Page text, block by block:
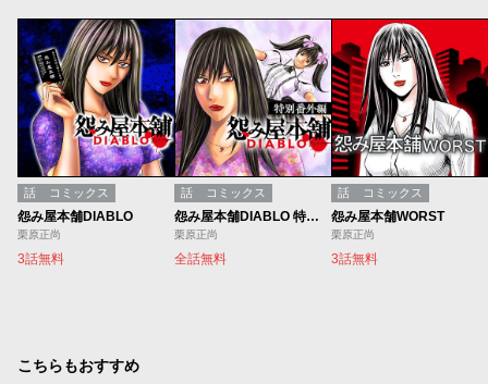
話 コミックス
怨み屋本舗DIABLO
栗原正尚
3話無料
話 コミックス
怨み屋本舗DIABLO 特別番外編
栗原正尚
全話無料
話 コミックス
怨み屋本舗WORST
栗原正尚
3話無料
こちらもおすすめ